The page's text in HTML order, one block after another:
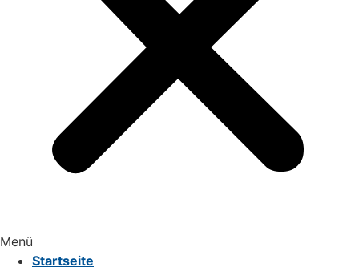
Menü
Startseite